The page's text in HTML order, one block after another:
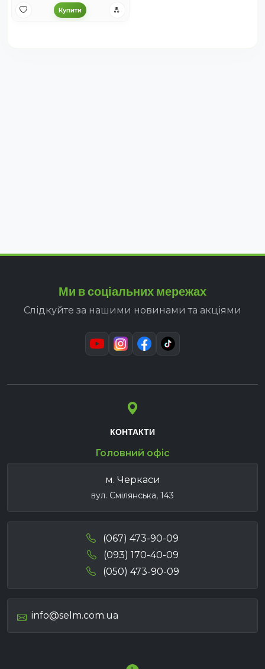
Купити
Ми в соціальних мережах
Слідкуйте за нашими новинами та акціями
КОНТАКТИ
Головний офіс
м. Черкаси
вул. Смілянська, 143
(067) 473-90-09
(093) 170-40-09
(050) 473-90-09
info@selm.com.ua